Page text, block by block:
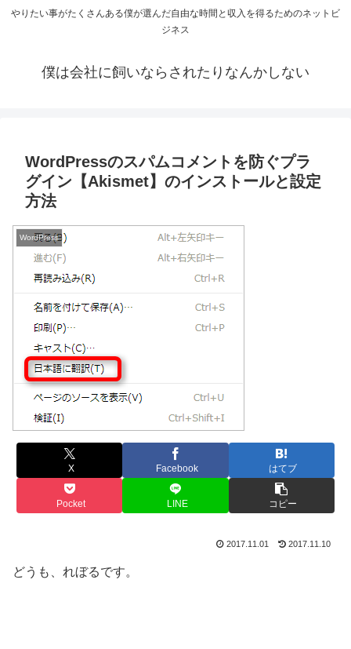
やりたい事がたくさんある僕が選んだ自由な時間と収入を得るためのネットビ
ジネス
僕は会社に飼いならされたりなんかしない
WordPressのスパムコメントを防ぐプラ
グイン【Akismet】のインストールと設定
方法
WordPress
X Facebook はてブ
Pocket LINE コピー
2017.11.01 2017.11.10
どうも、れぼるです。